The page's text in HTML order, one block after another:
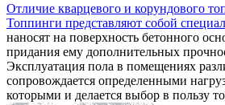
Отличие кварцевого и корундового
Топпинги представляют собой
наносят на поверхность бетонного
придания ему дополнительных
Эксплуатация пола в помещениях
сопровождается определенными
которыми и делается выбор в пользу